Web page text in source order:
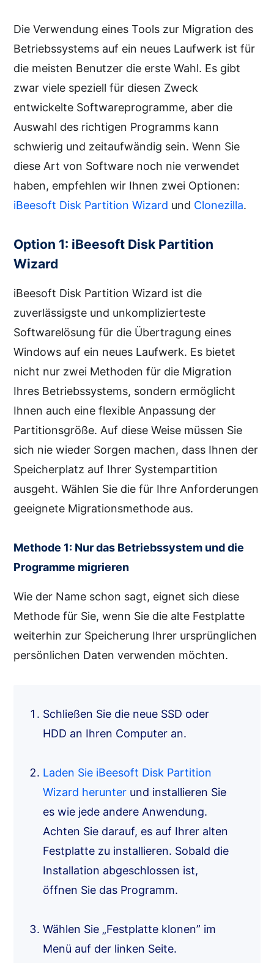
Die Verwendung eines Tools zur Migration des
Betriebssystems auf ein neues Laufwerk ist für
die meisten Benutzer die erste Wahl. Es gibt
zwar viele speziell für diesen Zweck
entwickelte Softwareprogramme, aber die
Auswahl des richtigen Programms kann
schwierig und zeitaufwändig sein. Wenn Sie
diese Art von Software noch nie verwendet
haben, empfehlen wir Ihnen zwei Optionen:
iBeesoft Disk Partition Wizard und Clonezilla.
Option 1: iBeesoft Disk Partition
Wizard
iBeesoft Disk Partition Wizard ist die
zuverlässigste und unkomplizierteste
Softwarelösung für die Übertragung eines
Windows auf ein neues Laufwerk. Es bietet
nicht nur zwei Methoden für die Migration
Ihres Betriebssystems, sondern ermöglicht
Ihnen auch eine flexible Anpassung der
Partitionsgröße. Auf diese Weise müssen Sie
sich nie wieder Sorgen machen, dass Ihnen der
Speicherplatz auf Ihrer Systempartition
ausgeht. Wählen Sie die für Ihre Anforderungen
geeignete Migrationsmethode aus.
Methode 1: Nur das Betriebssystem und die
Programme migrieren
Wie der Name schon sagt, eignet sich diese
Methode für Sie, wenn Sie die alte Festplatte
weiterhin zur Speicherung Ihrer ursprünglichen
persönlichen Daten verwenden möchten.
Schließen Sie die neue SSD oder
HDD an Ihren Computer an.
Laden Sie iBeesoft Disk Partition
Wizard herunter und installieren Sie
es wie jede andere Anwendung.
Achten Sie darauf, es auf Ihrer alten
Festplatte zu installieren. Sobald die
Installation abgeschlossen ist,
öffnen Sie das Programm.
Wählen Sie „Festplatte klonen” im
Menü auf der linken Seite.